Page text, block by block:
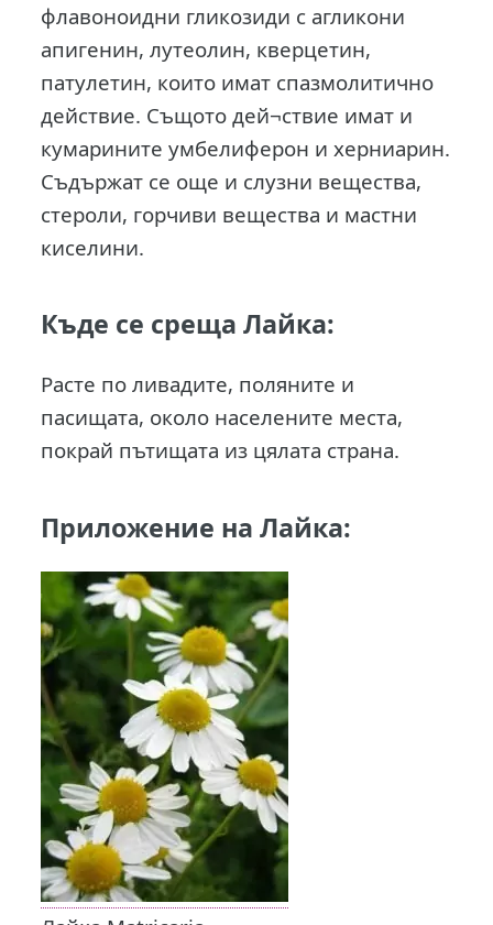
флавоноидни гликозиди с агликони
апигенин, лутеолин, кверцетин,
патулетин, които имат спазмолитично
действие. Същото дей¬ствие имат и
кумарините умбелиферон и херниарин.
Съдържат се още и слузни вещества,
стероли, горчиви вещества и мастни
киселини.
Къде се среща Лайка:
Расте по ливадите, поляните и
пасищата, около населените места,
покрай пътищата из цялата страна.
Приложение на Лайка: